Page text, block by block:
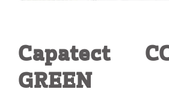
Capatect
GREEN